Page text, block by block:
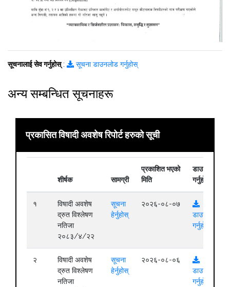
सूचनालाई सेव गर्नुहोस्: सूचना डाउनलोड गर्नुहोस्
अन्य सम्बन्धित सूचनाहरू
प्रकासित विषादी अवशेष रिपोर्ट हरुको सूची
शीर्षक सामग्री
प्रकाशित भएको
मिति
डाउनलोड
गर्नुहोस्
१
विषादी अवशेष
द्रुत विश्लेषण
नतिजा
२०८३/४/२२
सूचना
हेर्नुहोस्
२०२६-०८-०७
डाउनलोड
गर्नुहोस्
२
विषादी अवशेष
द्रुत विश्लेषण
नतिजा
सूचना
हेर्नुहोस्
२०२६-०८-०६
डाउनलोड
गर्नुहोस्